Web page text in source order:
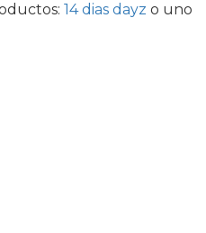
14 dias dayz o uno